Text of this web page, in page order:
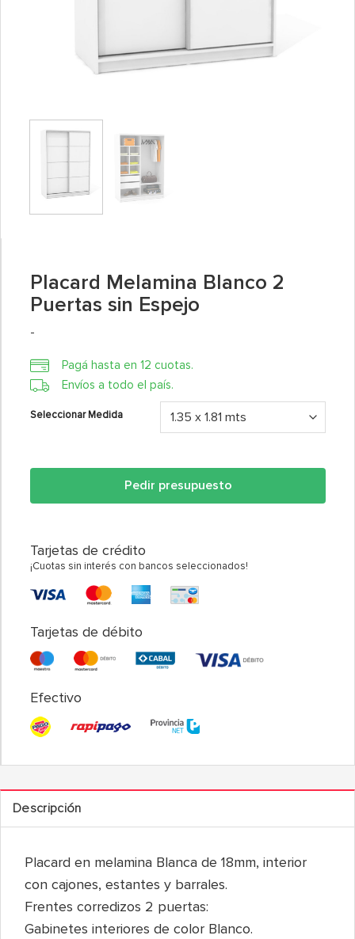
Placard Melamina Blanco 2
Puertas sin Espejo
-Rango
precios:
desde
$27.877,89
hasta
$31.070,73
Pagá hasta en 12 cuotas.
Envíos a todo el país.
Seleccionar Medida
Pedir presupuesto
Tarjetas de crédito
¡Cuotas sin interés con bancos seleccionados!
Tarjetas de débito
Efectivo
Descripción
Placard en melamina Blanca de 18mm, interior
con cajones, estantes y barrales.
Frentes corredizos 2 puertas:
Gabinetes interiores de color Blanco.